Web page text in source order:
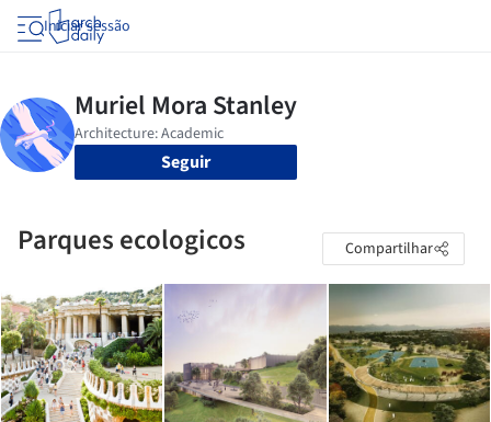
Iniciar sessão
Seguir
Parques ecologicos Compartilhar